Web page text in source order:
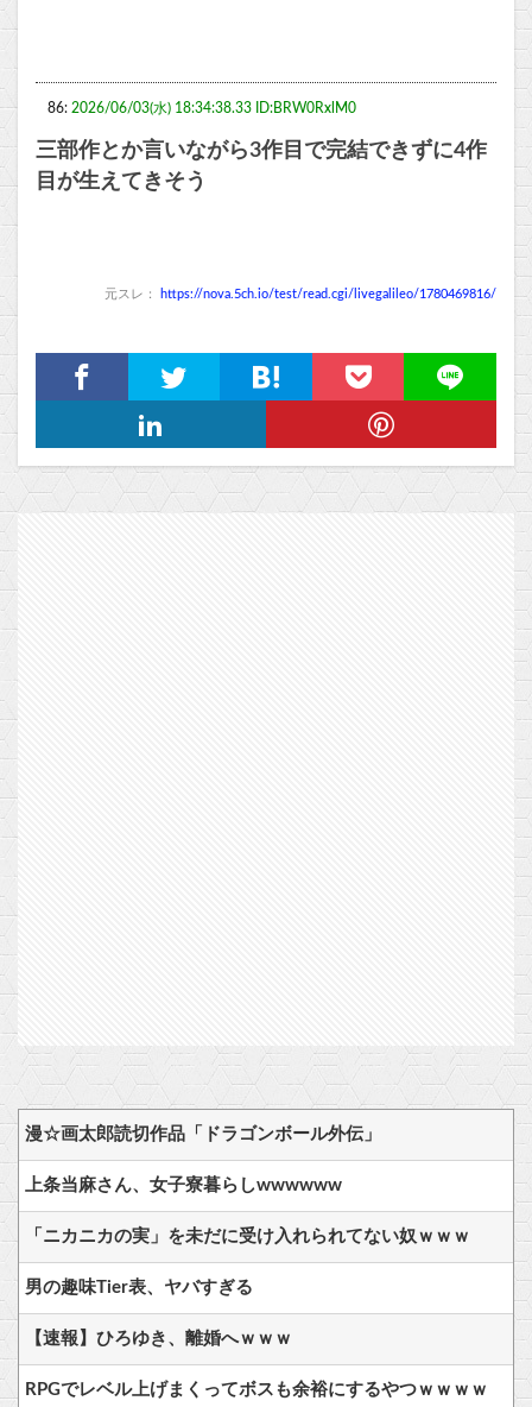
86: 2026/06/03(水) 18:34:38.33 ID:BRW0RxlM0
三部作とか言いながら3作目で完結できずに4作
目が生えてきそう
元スレ： https://nova.5ch.io/test/read.cgi/livegalileo/1780469816/
漫☆画太郎読切作品「ドラゴンボール外伝」
上条当麻さん、女子寮暮らしwwwwww
「ニカニカの実」を未だに受け入れられてない奴ｗｗｗ
男の趣味Tier表、ヤバすぎる
【速報】ひろゆき、離婚へｗｗｗ
RPGでレベル上げまくってボスも余裕にするやつｗｗｗｗ